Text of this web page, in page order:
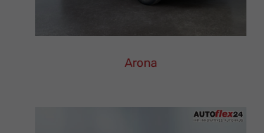
Arona
Finanzierung